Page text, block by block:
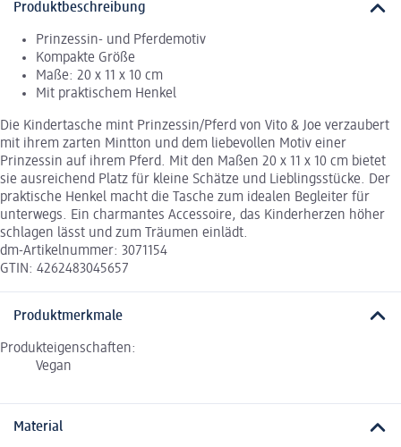
Produktbeschreibung
Prinzessin- und Pferdemotiv
Kompakte Größe
Maße: 20 x 11 x 10 cm
Mit praktischem Henkel
Die Kindertasche mint Prinzessin/Pferd von Vito & Joe verzaubert
mit ihrem zarten Mintton und dem liebevollen Motiv einer
Prinzessin auf ihrem Pferd. Mit den Maßen 20 x 11 x 10 cm bietet
sie ausreichend Platz für kleine Schätze und Lieblingsstücke. Der
praktische Henkel macht die Tasche zum idealen Begleiter für
unterwegs. Ein charmantes Accessoire, das Kinderherzen höher
schlagen lässt und zum Träumen einlädt.
dm-Artikelnummer: 3071154
GTIN: 4262483045657
Produktmerkmale
Produkteigenschaften:
Vegan
Material